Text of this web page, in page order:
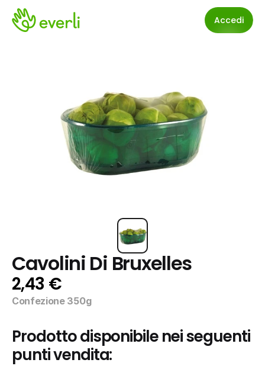
Accedi
Cavolini Di Bruxelles
2,43 €
Confezione 350g
Prodotto disponibile nei seguenti
punti vendita: